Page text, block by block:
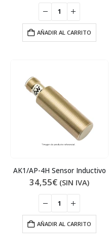
AÑADIR AL CARRITO
AK1/AP-4H Sensor Inductivo
34,55€ (SIN IVA)
AÑADIR AL CARRITO